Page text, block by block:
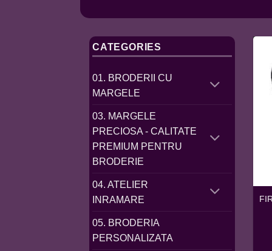
CATEGORIES
01. BRODERII CU
MARGELE
03. MARGELE
PRECIOSA - CALITATE
PREMIUM PENTRU
BRODERIE
04. ATELIER
INRAMARE
05. BRODERIA
PERSONALIZATA